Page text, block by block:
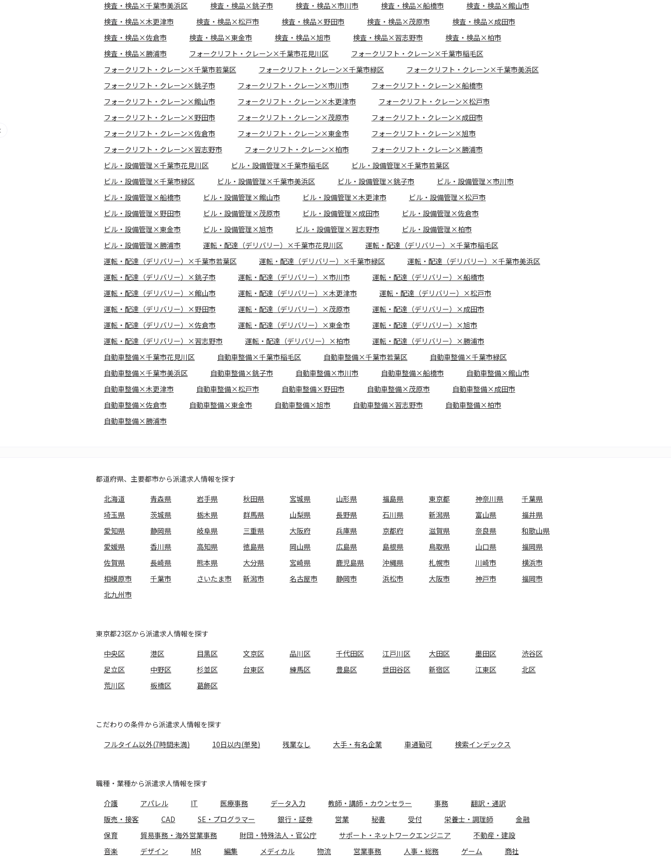
検査・検品×千葉市美浜区
検査・検品×銚子市 検査・検品×市川市 検査・検品×船橋市
検査・検品×館山市
検査・検品×木更津市
検査・検品×松戸市 検査・検品×野田市 検査・検品×茂原市
検査・検品×成田市
検査・検品×佐倉市
検査・検品×東金市 検査・検品×旭市 検査・検品×習志野市
検査・検品×柏市
検査・検品×勝浦市
フォークリフト・クレーン×千葉市花見川区
フォークリフト・クレーン×千葉市稲毛区
フォークリフト・クレーン×千葉市若葉区
フォークリフト・クレーン×千葉市緑区
フォークリフト・クレーン×千葉市美浜区
フォークリフト・クレーン×銚子市
フォークリフト・クレーン×市川市
フォークリフト・クレーン×船橋市
フォークリフト・クレーン×館山市
フォークリフト・クレーン×木更津市
フォークリフト・クレーン×松戸市
フォークリフト・クレーン×野田市
フォークリフト・クレーン×茂原市
フォークリフト・クレーン×成田市
フォークリフト・クレーン×佐倉市
フォークリフト・クレーン×東金市
フォークリフト・クレーン×旭市
フォークリフト・クレーン×習志野市
フォークリフト・クレーン×柏市
フォークリフト・クレーン×勝浦市
ビル・設備管理×千葉市花見川区
ビル・設備管理×千葉市稲毛区
ビル・設備管理×千葉市若葉区
ビル・設備管理×千葉市緑区
ビル・設備管理×千葉市美浜区 ビル・設備管理×銚子市
ビル・設備管理×市川市
ビル・設備管理×船橋市
ビル・設備管理×館山市 ビル・設備管理×木更津市
ビル・設備管理×松戸市
ビル・設備管理×野田市
ビル・設備管理×茂原市 ビル・設備管理×成田市
ビル・設備管理×佐倉市
ビル・設備管理×東金市
ビル・設備管理×旭市 ビル・設備管理×習志野市
ビル・設備管理×柏市
ビル・設備管理×勝浦市
運転・配達（デリバリー）×千葉市花見川区
運転・配達（デリバリー）×千葉市稲毛区
運転・配達（デリバリー）×千葉市若葉区
運転・配達（デリバリー）×千葉市緑区
運転・配達（デリバリー）×千葉市美浜区
運転・配達（デリバリー）×銚子市
運転・配達（デリバリー）×市川市
運転・配達（デリバリー）×船橋市
運転・配達（デリバリー）×館山市
運転・配達（デリバリー）×木更津市
運転・配達（デリバリー）×松戸市
運転・配達（デリバリー）×野田市
運転・配達（デリバリー）×茂原市
運転・配達（デリバリー）×成田市
運転・配達（デリバリー）×佐倉市
運転・配達（デリバリー）×東金市
運転・配達（デリバリー）×旭市
運転・配達（デリバリー）×習志野市
運転・配達（デリバリー）×柏市
運転・配達（デリバリー）×勝浦市
自動車整備×千葉市花見川区
自動車整備×千葉市稲毛区 自動車整備×千葉市若葉区
自動車整備×千葉市緑区
自動車整備×千葉市美浜区
自動車整備×銚子市 自動車整備×市川市 自動車整備×船橋市
自動車整備×館山市
自動車整備×木更津市
自動車整備×松戸市 自動車整備×野田市 自動車整備×茂原市
自動車整備×成田市
自動車整備×佐倉市
自動車整備×東金市 自動車整備×旭市 自動車整備×習志野市
自動車整備×柏市
自動車整備×勝浦市
都道府県、主要都市から派遣求人情報を探す
北海道
青森県 岩手県 秋田県 宮城県 山形県 福島県 東京都 神奈川県
千葉県
埼玉県
茨城県 栃木県 群馬県 山梨県 長野県 石川県 新潟県 富山県
福井県
愛知県
静岡県 岐阜県 三重県 大阪府 兵庫県 京都府 滋賀県 奈良県
和歌山県
愛媛県
香川県 高知県 徳島県 岡山県 広島県 島根県 鳥取県 山口県
福岡県
佐賀県
長崎県 熊本県 大分県 宮崎県 鹿児島県 沖縄県 札幌市 川崎市
横浜市
相模原市
千葉市 さいたま市 新潟市 名古屋市 静岡市 浜松市 大阪市 神戸市
福岡市
北九州市
東京都23区から派遣求人情報を探す
中央区
港区 目黒区 文京区 品川区 千代田区 江戸川区 大田区 墨田区
渋谷区
足立区
中野区 杉並区 台東区 練馬区 豊島区 世田谷区 新宿区 江東区
北区
荒川区
板橋区 葛飾区
こだわりの条件から派遣求人情報を探す
フルタイム以外(7時間未満)
10日以内(単発) 残業なし 大手・有名企業 車通勤可 検索インデックス
職種・業種から派遣求人情報を探す
介護
アパレル IT 医療事務 データ入力 教師・講師・カウンセラー 事務
翻訳・通訳
販売・接客
CAD SE・プログラマー 銀行・証券 営業 秘書 受付 栄養士・調理師
金融
保育
貿易事務・海外営業事務 財団・特殊法人・官公庁 サポート・ネットワークエンジニア
不動産・建設
音楽
デザイン MR 編集 メディカル 物流 営業事務 人事・総務 ゲーム 商社